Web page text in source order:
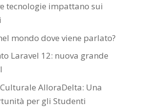
tecnologie impattano sui
mondo dove viene parlato?
Laravel 12: nuova grande
AlloraDelta: Una
per gli Studenti